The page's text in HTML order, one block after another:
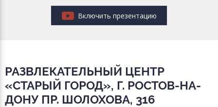
Включить презентацию
РАЗВЛЕКАТЕЛЬНЫЙ ЦЕНТР
«СТАРЫЙ ГОРОД», Г. РОСТОВ-НА-
ДОНУ ПР. ШОЛОХОВА, 316